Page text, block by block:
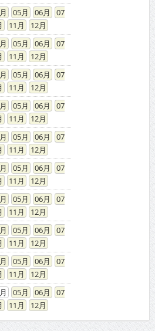
05 06
07
11
12
05 06
07
11
12
05 06
07
11
12
05 06
07
11
12
05 06
07
11
12
05 06
07
11
12
05 06
07
11
12
05 06
07
11
12
05 06
07
11
12
05 06
07
11 12